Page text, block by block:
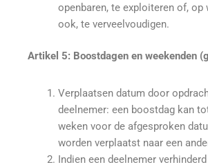
openbaren, te exploiteren of, op
ook, te verveelvoudigen.
Artikel 5: Boostdagen en weekenden
Verplaatsen datum door
deelnemer: een boostdag kan
weken voor de afgesproken
worden verplaatst naar een
Indien een deelnemer